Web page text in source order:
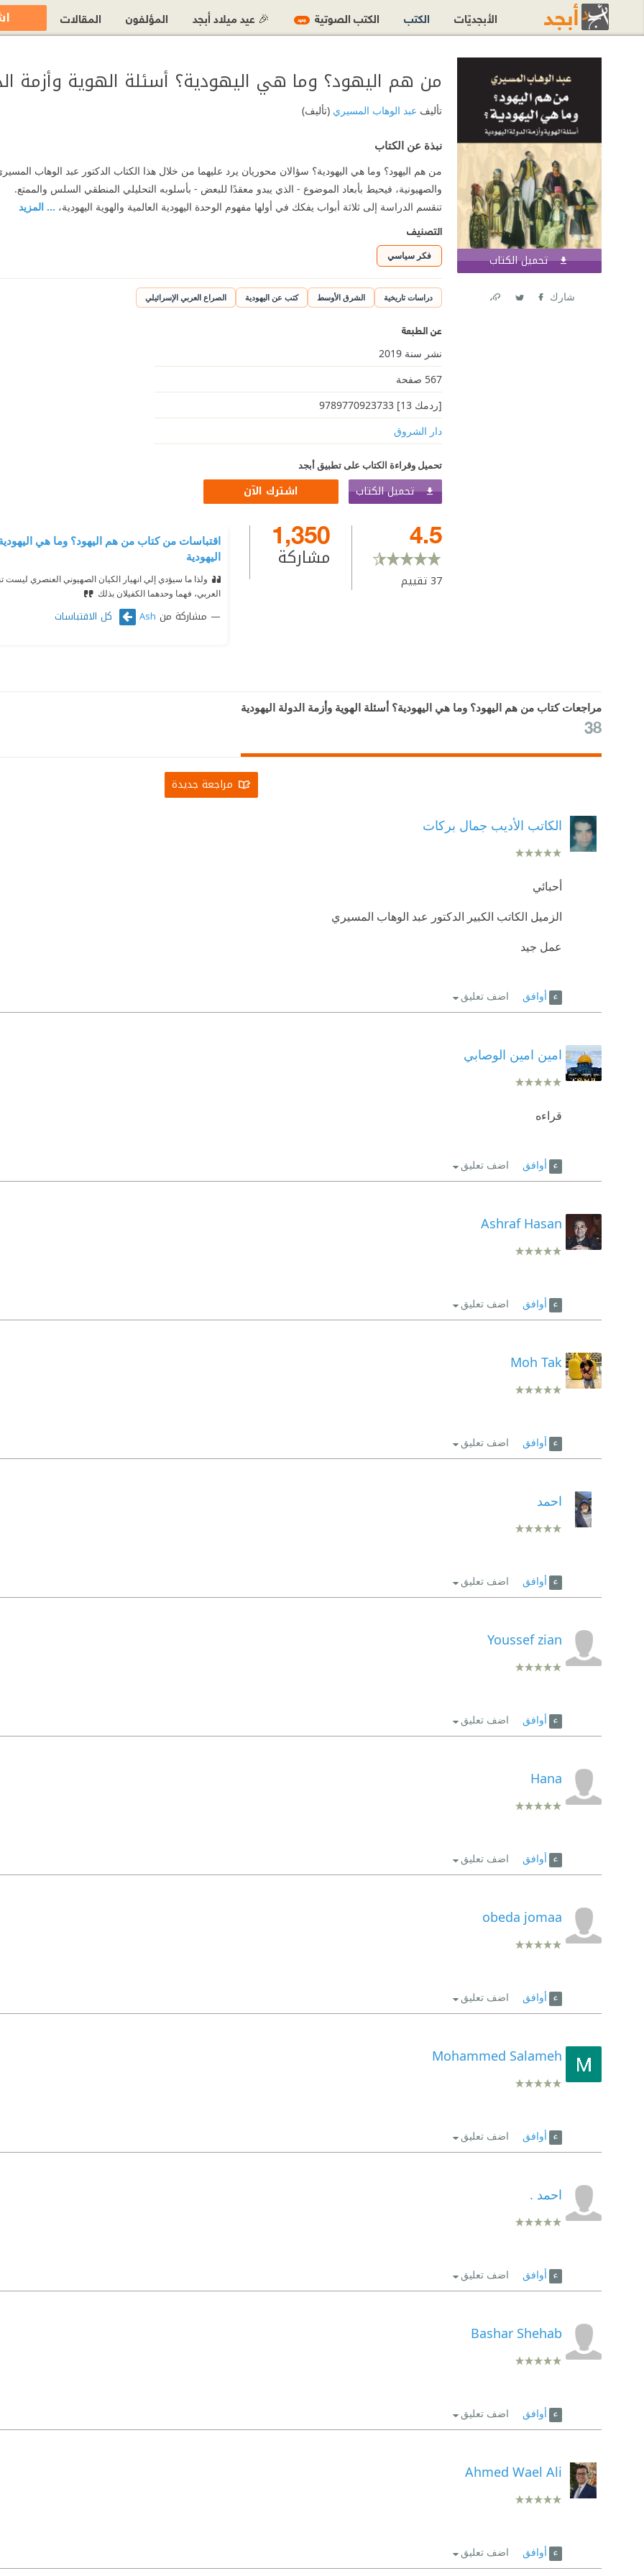
تحميل الكتاب اشترك الآن
شارك
من هم اليهود؟ وما هي اليهودية؟ أسئلة الهوية وأزمة
تأليف عبد الوهاب المسيري(تأليف)
نبذة عن الكتاب
من هم اليهود؟ وما هي اليهودية؟ سؤالان محوريان يرد عليهما من خلال هذا الكتاب الدكتور عبد الوهاب
والصهيونية، فيحيط بأبعاد الموضوع - الذي يبدو معقدًا للبعض - بأسلوبه التحليلي المنطقي السلس والممتع.
تنقسم الدراسة إلى ثلاثة أبواب يفكك في أولها مفهوم الوحدة اليهودية العالمية والهوية اليهودية، ... المزيد
التصنيف
فكر سياسي
دراسات تاريخية الشرق الأوسط كتب عن اليهودية الصراع العربي الإسرائيلي
عن الطبعة
نشر سنة 2019
567 صفحة
[ردمك 13] 9789770923733
دار الشروق
تحميل وقراءة الكتاب على تطبيق أبجد
تحميل الكتاب اشترك الآن
4.5
37تقييم
1,350
مشاركة
اقتباسات من كتاب من هم اليهود؟ وما هي
اليهودية
ولذا ما سيؤدي إلي انهيار الكيان الصهيوني العنصري ليست
العربي، فهما وحدهما الكفيلان بذلك
مشاركة من Ash كل الاقتباسات
مراجعات كتاب من هم اليهود؟ وما هي اليهودية؟ أسئلة الهوية وأزمة الدولة اليهودية
38
مراجعة جديدة
الكاتب الأديب جمال بركات
أحبائي
الزميل الكاتب الكبير الدكتور عبد الوهاب المسيري
عمل جيد
أوافق اضف تعليق
امين امين الوصابي
قراءه
أوافق اضف تعليق
Ashraf Hasan
أوافق اضف تعليق
Moh Tak
أوافق اضف تعليق
احمد
أوافق اضف تعليق
Youssef zian
أوافق اضف تعليق
Hana
أوافق اضف تعليق
obeda jomaa
أوافق اضف تعليق
Mohammed Salameh
أوافق اضف تعليق
احمد .
أوافق اضف تعليق
Bashar Shehab
أوافق اضف تعليق
Ahmed Wael Ali
أوافق اضف تعليق
الأبجديّات الكتب الكتب الصوتية جديد 🎉 عيد ميلاد أبجد المؤلفون المقالات